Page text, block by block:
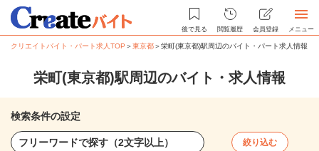
後で見る 閲覧履歴 会員登録 メニュー
クリエイトバイト・パート求人TOP ＞東京都＞栄町(東京都)駅周辺のバイト・パート求人情報
栄町(東京都)駅周辺のバイト・求人情報
検索条件の設定
絞り込む